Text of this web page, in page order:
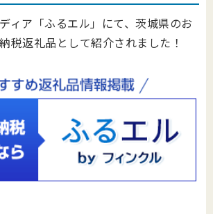
ィア「ふるエル」にて、茨城県のお
税返礼品として紹介されました！